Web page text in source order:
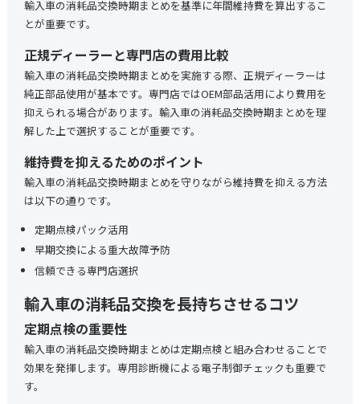
輸入車の消耗品交換時期まとめを基準に年間維持費を算出するこ
とが重要です。
正規ディーラーと専門店の費用比較
輸入車の消耗品交換時期まとめを実施する際、正規ディーラーは
純正部品使用が基本です。専門店ではOEM部品活用により費用を
抑えられる場合があります。輸入車の消耗品交換時期まとめを理
解した上で選択することが重要です。
維持費を抑えるためのポイント
輸入車の消耗品交換時期まとめを守りながら維持費を抑える方法
は以下の通りです。
定期点検パック活用
早期交換による重大故障予防
信頼できる専門店選択
輸入車の消耗品交換を長持ちさせるコツ
定期点検の重要性
輸入車の消耗品交換時期まとめは定期点検と組み合わせることで
効果を発揮します。専用診断機による電子制御チェックも重要で
す。